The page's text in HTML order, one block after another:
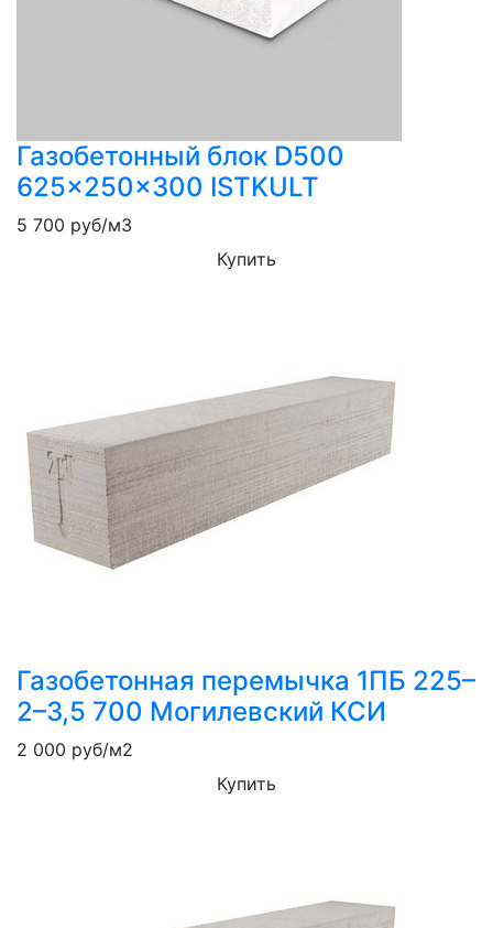
Газобетонный блок D500
625x250x300 ISTKULT
5 700 руб/м3
Купить
Газобетонная перемычка 1ПБ 225–
2–3,5 700 Могилевский КСИ
2 000 руб/м2
Купить